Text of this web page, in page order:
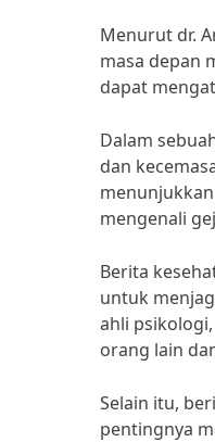
Menurut dr.
masa depan
dapat
Dalam
dan
mengenali
Berita
untuk
ahli
orang lain
Selain itu,
pentingnya